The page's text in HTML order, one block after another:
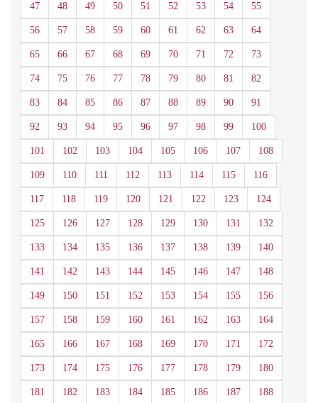
47 48 49 50 51 52 53 54 55
56 57 58 59 60 61 62 63 64
65 66 67 68 69 70 71 72 73
74 75 76 77 78 79 80 81 82
83 84 85 86 87 88 89 90 91
92 93 94 95 96 97 98 99 100
101 102 103 104 105 106 107 108
109 110 111 112 113 114 115 116
117 118 119 120 121 122 123 124
125 126 127 128 129 130 131 132
133 134 135 136 137 138 139 140
141 142 143 144 145 146 147 148
149 150 151 152 153 154 155 156
157 158 159 160 161 162 163 164
165 166 167 168 169 170 171 172
173 174 175 176 177 178 179 180
181 182 183 184 185 186 187 188